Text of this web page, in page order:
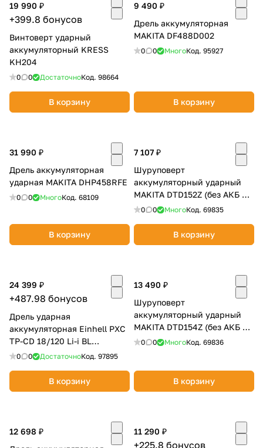
19 990 ₽
+399.8 бонусов
Винтоверт ударный
аккумуляторный KRESS
KH204
0 0 ДостаточноКод. 98664
В корзину
9 490 ₽
Дрель аккумуляторная
MAKITA DF488D002
0 0 МногоКод. 95927
В корзину
31 990 ₽
Дрель аккумуляторная
ударная MAKITA DHP458RFE
0 0 МногоКод. 68109
В корзину
7 107 ₽
Шуруповерт
аккумуляторный ударный
MAKITA DTD152Z (без АКБ и
ЗУ)
0 0 МногоКод. 69835
В корзину
24 399 ₽
+487.98 бонусов
Дрель ударная
аккумуляторная Einhell PXC
TP-CD 18/120 Li-i BL
4514310SET2
0 0 ДостаточноКод. 97895
В корзину
13 490 ₽
Шуруповерт
аккумуляторный ударный
MAKITA DTD154Z (без АКБ и
ЗУ)
0 0 МногоКод. 69836
В корзину
12 698 ₽
11 290 ₽
+225.8 бонусов
раз в 2 недели